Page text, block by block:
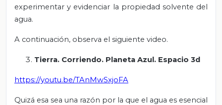
experimentar y evidenciar la propiedad solvente del
agua.
A continuación, observa el siguiente video.
Tierra. Corriendo. Planeta Azul. Espacio 3d
https://youtu.be/TAnMwSxjoFA
Quizá esa sea una razón por la que el agua es esencial